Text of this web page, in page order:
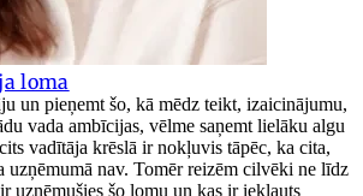
loma
un pieņemt šo, kā mēdz teikt, izaicinājumu,
vada ambīcijas, vēlme saņemt lielāku algu
vadītāja krēslā ir nokļuvis tāpēc, ka cita,
uzņēmumā nav. Tomēr reizēm cilvēki ne līdz
uzņēmušies šo lomu un kas ir iekļauts